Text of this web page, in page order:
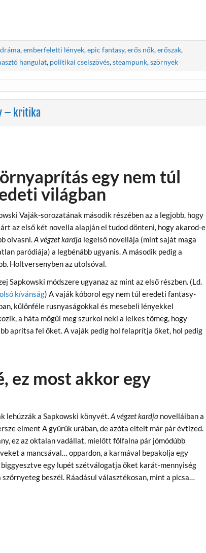
dráma,emberfeletti lények,epic fantasy,erős nők,erőszak,
hangulat, politikai cselszövés,steampunk,szörnyek
– kritika
egy nem túl
világban
Vaják-sorozatának második részében az a legjobb, hogy
az első két novella alapján el tudod dönteni, hogy akarod-e
olvasni. A végzet kardja legelső novellája (mint saját maga
paródiája) a legbénább ugyanis. A második pedig a
Holtversenyben az utolsóval.
Sapkowski módszere ugyanaz az mint az első részben. (Ld.
kívánság) A vaják kóborol egy nem túl eredeti fantasy-
különféle rusnyaságokkal és mesebeli lényekkel
a háta mögül meg szurkol neki a lelkes tömeg, hogy
aprítsa fel őket. A vaják pedig hol felaprítja őket, hol pedig
ez most akkor egy
lehúzzák a Sapkowski könyvét.A végzet kardja novelláiban a
elment A gyűrűk urában, de azóta eltelt már pár évtized.
ez az oktalan vadállat, mielőtt fölfalna pár jómódúbb
a mancsával… oppardon, a karmával bepakolja egy
egy lupét szétválogatja őket karát-mennyiség
beszél. Ráadásul választékosan, mint a picsa…